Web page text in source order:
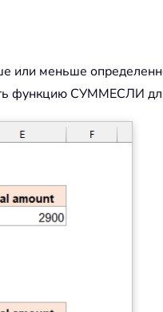
или меньше
функцию СУММЕСЛИ